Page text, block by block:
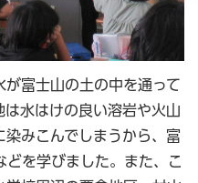
富士山の土の中を通って
水はけの良い溶岩や火山
みこんでしまうから、富
を学びました。また、こ